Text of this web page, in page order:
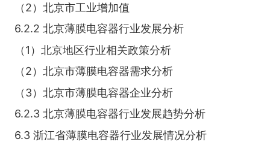
（2）北京市工业增加值
6.2.2 北京薄膜电容器行业发展分析
（1）北京地区行业相关政策分析
（2）北京市薄膜电容器需求分析
（3）北京市薄膜电容器企业分析
6.2.3 北京薄膜电容器行业发展趋势分析
6.3 浙江省薄膜电容器行业发展情况分析